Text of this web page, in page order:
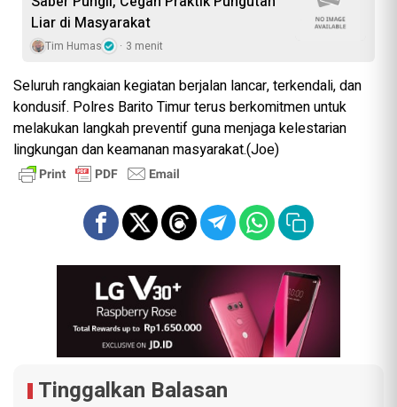
Liar di Masyarakat
Tim Humas 3 menit
Seluruh rangkaian kegiatan berjalan lancar, terkendali, dan
kondusif. Polres Barito Timur terus berkomitmen untuk
melakukan langkah preventif guna menjaga kelestarian
lingkungan dan keamanan masyarakat.(Joe)
Tinggalkan Balasan